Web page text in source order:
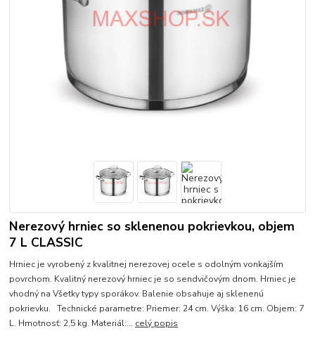
Nerezový hrniec so sklenenou pokrievkou, objem
7 L CLASSIC
Hrniec je vyrobený z kvalitnej nerezovej ocele s odolným vonkajším
povrchom. Kvalitný nerezový hrniec je so sendvičovým dnom. Hrniec je
vhodný na Všetky typy sporákov. Balenie obsahuje aj sklenenú
pokrievku. Technické parametre: Priemer: 24 cm. Výška: 16 cm. Objem: 7
L. Hmotnosť: 2,5 kg. Materiál:... celý popis